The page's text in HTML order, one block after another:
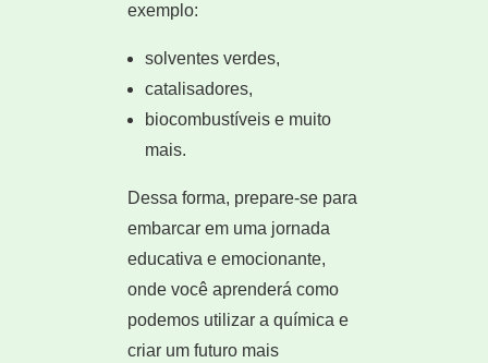
exemplo:
solventes verdes,
catalisadores,
biocombustíveis e muito
mais.
Dessa forma, prepare-se para
embarcar em uma jornada
educativa e emocionante,
onde você aprenderá como
podemos utilizar a química e
criar um futuro mais